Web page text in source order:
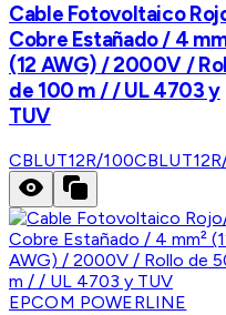
Cable Fotovoltaico
Cobre Estañado / 4
(12 AWG) / 2000V /
de 100 m / / UL 4703 y
TUV
CBLUT12R/100
EPCOM POWERLINE